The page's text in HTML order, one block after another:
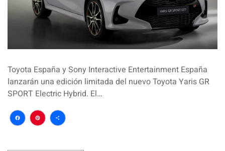
Toyota España y Sony Interactive Entertainment España
lanzarán una edición limitada del nuevo Toyota Yaris GR
SPORT Electric Hybrid. El…
Facebook
Pinterest
Compartir